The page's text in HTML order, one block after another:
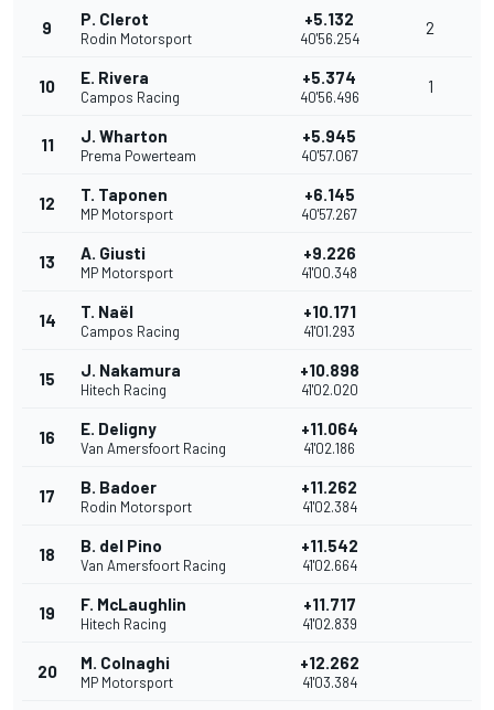
9 P. Clerot
Rodin Motorsport
+5.132
40'56.254
2
10 E. Rivera
Campos Racing
+5.374
40'56.496
1
11 J. Wharton
Prema Powerteam
+5.945
40'57.067
12 T. Taponen
MP Motorsport
+6.145
40'57.267
13 A. Giusti
MP Motorsport
+9.226
41'00.348
14 T. Naël
Campos Racing
+10.171
41'01.293
15 J. Nakamura
Hitech Racing
+10.898
41'02.020
16 E. Deligny
Van Amersfoort Racing
+11.064
41'02.186
17 B. Badoer
Rodin Motorsport
+11.262
41'02.384
18 B. del Pino
Van Amersfoort Racing
+11.542
41'02.664
19 F. McLaughlin
Hitech Racing
+11.717
41'02.839
20 M. Colnaghi
MP Motorsport
+12.262
41'03.384